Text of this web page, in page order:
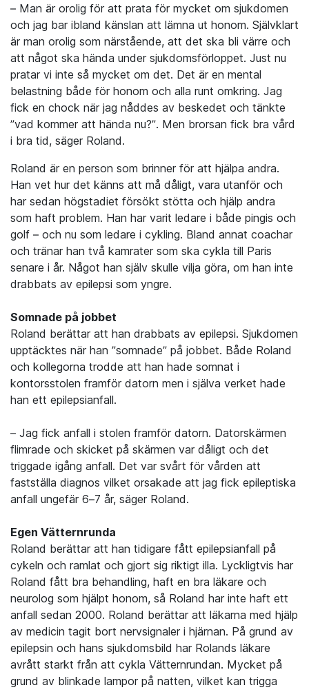
– Man är orolig för att prata för mycket om sjukdomen
och jag bar ibland känslan att lämna ut honom. Självklart
är man orolig som närstående, att det ska bli värre och
att något ska hända under sjukdomsförloppet. Just nu
pratar vi inte så mycket om det. Det är en mental
belastning både för honom och alla runt omkring. Jag
fick en chock när jag nåddes av beskedet och tänkte
”vad kommer att hända nu?”. Men brorsan fick bra vård
i bra tid, säger Roland.
Roland är en person som brinner för att hjälpa andra.
Han vet hur det känns att må dåligt, vara utanför och
har sedan högstadiet försökt stötta och hjälp andra
som haft problem. Han har varit ledare i både pingis och
golf – och nu som ledare i cykling. Bland annat coachar
och tränar han två kamrater som ska cykla till Paris
senare i år. Något han själv skulle vilja göra, om han inte
drabbats av epilepsi som yngre.
Somnade på jobbet
Roland berättar att han drabbats av epilepsi. Sjukdomen
upptäcktes när han ”somnade” på jobbet. Både Roland
och kollegorna trodde att han hade somnat i
kontorsstolen framför datorn men i själva verket hade
han ett epilepsianfall.
– Jag fick anfall i stolen framför datorn. Datorskärmen
flimrade och skicket på skärmen var dåligt och det
triggade igång anfall. Det var svårt för vården att
fastställa diagnos vilket orsakade att jag fick epileptiska
anfall ungefär 6–7 år, säger Roland.
Egen Vätternrunda
Roland berättar att han tidigare fått epilepsianfall på
cykeln och ramlat och gjort sig riktigt illa. Lyckligtvis har
Roland fått bra behandling, haft en bra läkare och
neurolog som hjälpt honom, så Roland har inte haft ett
anfall sedan 2000. Roland berättar att läkarna med hjälp
av medicin tagit bort nervsignaler i hjärnan. På grund av
epilepsin och hans sjukdomsbild har Rolands läkare
avrått starkt från att cykla Vätternrundan. Mycket på
grund av blinkade lampor på natten, vilket kan trigga